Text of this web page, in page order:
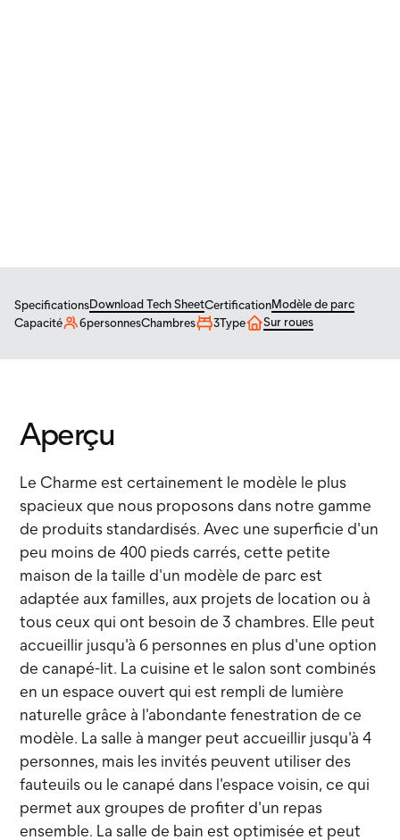
SpecificationsDownload Tech SheetCertificationModèle de parc
Capacité
6personnesChambres 3Type Sur roues
Aperçu
Le Charme est certainement le modèle le plus
spacieux que nous proposons dans notre gamme
de produits standardisés. Avec une superficie d'un
peu moins de 400 pieds carrés, cette petite
maison de la taille d'un modèle de parc est
adaptée aux familles, aux projets de location ou à
tous ceux qui ont besoin de 3 chambres. Elle peut
accueillir jusqu'à 6 personnes en plus d'une option
de canapé-lit. La cuisine et le salon sont combinés
en un espace ouvert qui est rempli de lumière
naturelle grâce à l'abondante fenestration de ce
modèle. La salle à manger peut accueillir jusqu'à 4
personnes, mais les invités peuvent utiliser des
fauteuils ou le canapé dans l'espace voisin, ce qui
permet aux groupes de profiter d'un repas
ensemble. La salle de bain est optimisée et peut